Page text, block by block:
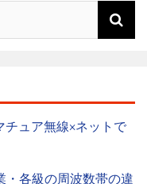
チュア無線×ネットで
・各級の周波数帯の違